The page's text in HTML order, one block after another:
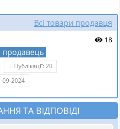
Всі товари продавця
продавець
18
Публікації: 20
09-2024
ТА ВІДПОВІДІ